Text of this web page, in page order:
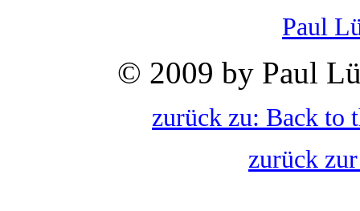
Paul
© 2009 by Paul
zurück zu: Back to
zurück